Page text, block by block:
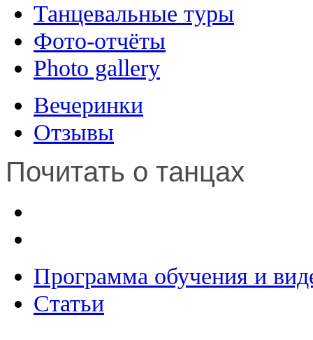
Танцевальные туры
Фото-отчёты
Photo gallery
Вечеринки
Отзывы
Почитать о танцах
Программа обучения и
Статьи